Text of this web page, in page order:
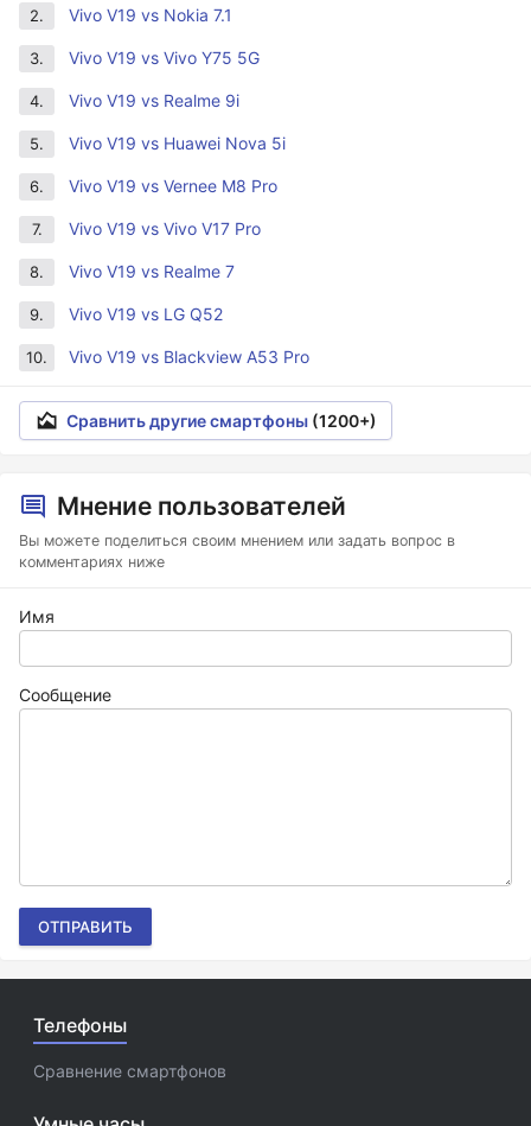
2. Vivo V19 vs Nokia 7.1
3. Vivo V19 vs Vivo Y75 5G
4. Vivo V19 vs Realme 9i
5. Vivo V19 vs Huawei Nova 5i
6. Vivo V19 vs Vernee M8 Pro
7. Vivo V19 vs Vivo V17 Pro
8. Vivo V19 vs Realme 7
9. Vivo V19 vs LG Q52
10. Vivo V19 vs Blackview A53 Pro
Сравнить другие смартфоны (1200+)
Мнение пользователей
Вы можете поделиться своим мнением или задать вопрос в
комментариях ниже
Имя
Сообщение
ОТПРАВИТЬ
Телефоны
Сравнение смартфонов